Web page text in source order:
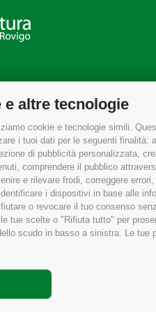
altre tecnologie
cookie e tecnologie simili.
i tuoi dati per le seguenti
di pubblicità personalizzata,
comprendere il pubblico
e rilevare frodi, correggere
i dispositivi in base alle
o revocare il tuo consenso
tue scelte o "Rifiuta tutto" per
scudo in basso a sinistra. Le
/Cookie Policy
sono riservati -